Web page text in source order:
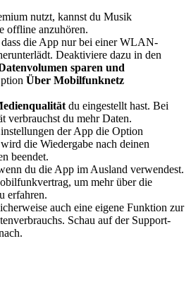
nutzt, kannst du Musik
offline anzuhören.
die App nur bei einer WLAN-
Deaktiviere dazu in den
sparen und
Über Mobilfunknetz
du eingestellt hast. Bei
verbrauchst du mehr Daten.
der App die Option
die Wiedergabe nach deinen
beendet.
du die App im Ausland verwendest.
um mehr über die
erfahren.
auch eine eigene Funktion zur
Schau auf der Support-